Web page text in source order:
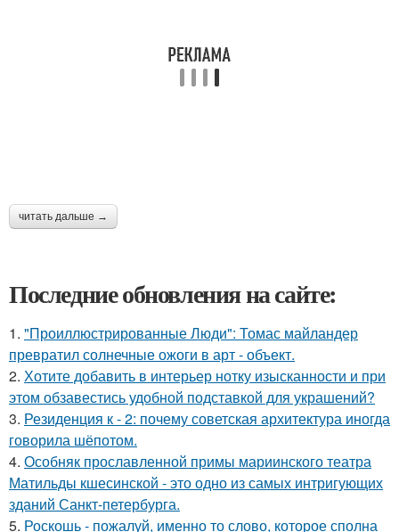
читать дальше →
Последние обновления на сайте:
1. "Проиллюстрированные Люди": Томас майландер
превратил солнечные ожоги в арт - объект.
2. Хотите добавить в интерьер нотку изысканности и при
этом обзавестись удобной подставкой для украшений?
3. Резиденция к - 2: почему советская архитектура иногда
говорила шёпотом.
4. Особняк прославленной примы мариинского театра
Матильды кшесинской - это одно из самых интригующих
зданий Санкт-петербурга.
5. Роскошь - пожалуй, именно то слово, которое сполна